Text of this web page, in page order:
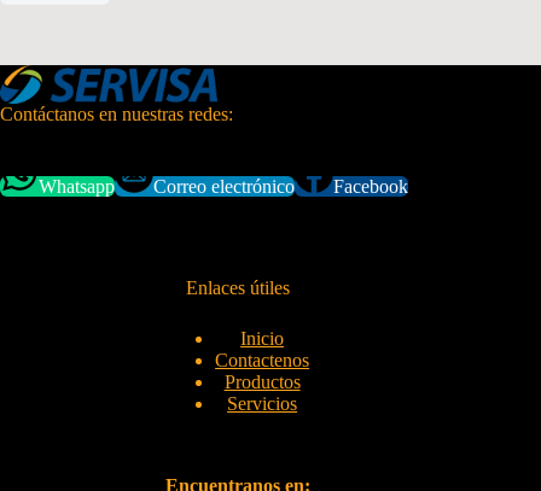
Contáctanos en nuestras redes:
Whatsapp Correo electrónico Facebook
Enlaces útiles
Inicio
Contactenos
Productos
Servicios
Encuentranos en: